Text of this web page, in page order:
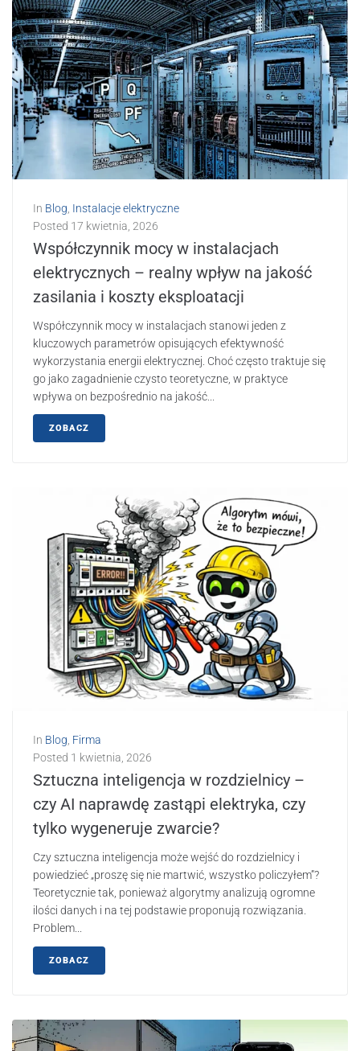
In Blog Instalacje elektryczne
Posted 17 kwietnia, 2026
Współczynnik mocy w instalacjach
elektrycznych – realny wpływ na jakość
zasilania i koszty eksploatacji
Współczynnik mocy w instalacjach stanowi jeden z
kluczowych parametrów opisujących efektywność
wykorzystania energii elektrycznej. Choć często traktuje się
go jako zagadnienie czysto teoretyczne, w praktyce
wpływa on bezpośrednio na jakość...
ZOBACZ
In Blog, Firma
Posted 1 kwietnia, 2026
Sztuczna inteligencja w rozdzielnicy –
czy AI naprawdę zastąpi elektryka, czy
tylko wygeneruje zwarcie?
Czy sztuczna inteligencja może wejść do rozdzielnicy i
powiedzieć „proszę się nie martwić, wszystko policzyłem”?
Teoretycznie tak, ponieważ algorytmy analizują ogromne
ilości danych i na tej podstawie proponują rozwiązania.
Problem...
ZOBACZ